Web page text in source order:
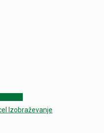
Izobraževanje